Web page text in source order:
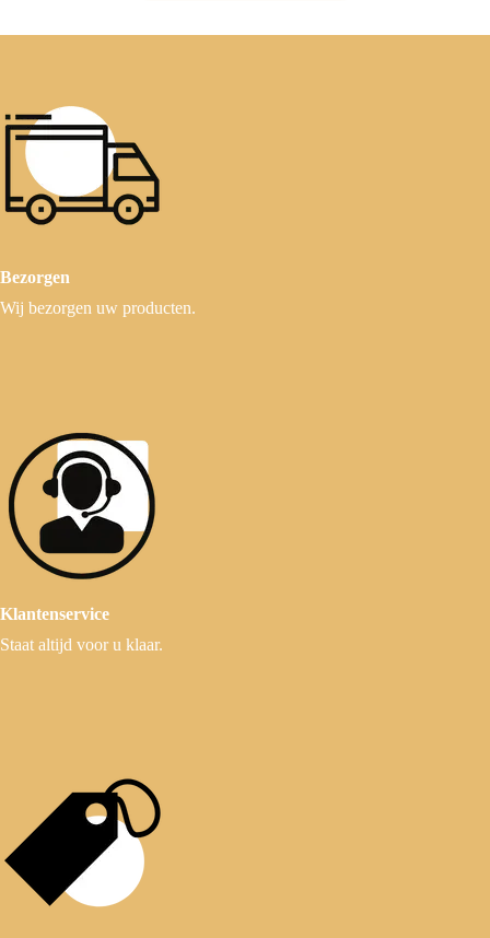
Bezorgen
Wij bezorgen uw producten.
Klantenservice
Staat altijd voor u klaar.